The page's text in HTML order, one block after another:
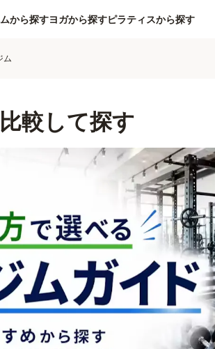
から探すヨガから探すピラティスから探す
ム
較して探す